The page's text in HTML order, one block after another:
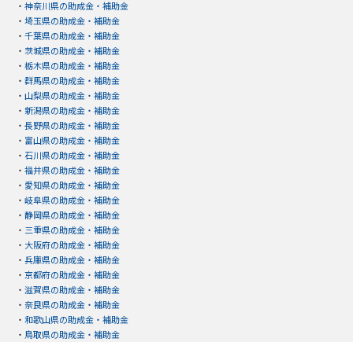
・ 神奈川県の助成金・補助金
・ 埼玉県の助成金・補助金
・ 千葉県の助成金・補助金
・ 茨城県の助成金・補助金
・ 栃木県の助成金・補助金
・ 群馬県の助成金・補助金
・ 山梨県の助成金・補助金
・ 新潟県の助成金・補助金
・ 長野県の助成金・補助金
・ 富山県の助成金・補助金
・ 石川県の助成金・補助金
・ 福井県の助成金・補助金
・ 愛知県の助成金・補助金
・ 岐阜県の助成金・補助金
・ 静岡県の助成金・補助金
・ 三重県の助成金・補助金
・ 大阪府の助成金・補助金
・ 兵庫県の助成金・補助金
・ 京都府の助成金・補助金
・ 滋賀県の助成金・補助金
・ 奈良県の助成金・補助金
・ 和歌山県の助成金・補助金
・ 鳥取県の助成金・補助金